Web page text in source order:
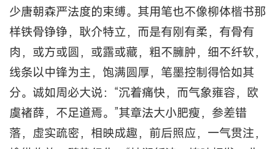
少唐朝森严法度的束缚。其用笔也不像柳体楷书那
样铁骨铮铮，耿介特立，而是有刚有柔，有骨有
肉，或方或圆，或露或藏，粗不臃肿，细不纤软，
线条以中锋为主，饱满圆厚，笔墨控制得恰如其
分。诚如周必大说：“沉着痛快，而气象雍容，欧
虞褚薛，不足道焉。”其章法大小肥瘦，参差错
落，虚实疏密，相映成趣，前后照应，一气贯注，